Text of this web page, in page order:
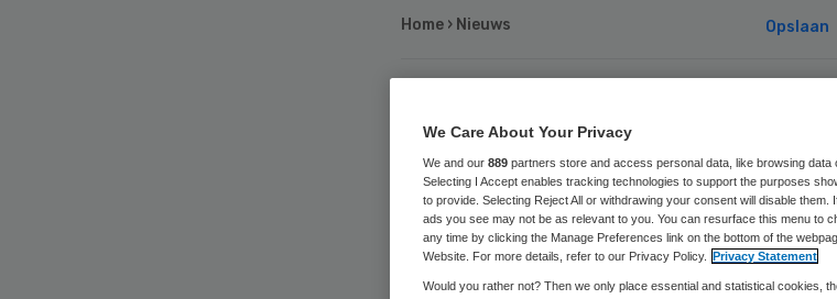
Home › Nieuws Opslaan
niet af
We Care About Your Privacy
We and our 889 partners store and access personal data, like browsing data
Selecting I Accept enables tracking technologies to support the purposes
to provide. Selecting Reject All or withdrawing your consent will disable
ads you see may not be as relevant to you. You can resurface this menu to
any time by clicking the Manage Preferences link on the bottom of the
Website. For more details, refer to our Privacy Policy. Privacy Statement
Would you rather not? Then we only place essential and statistical cookies,